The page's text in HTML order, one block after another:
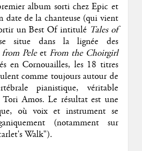
album sorti chez Epic et
date de la chanteuse (qui vient
un Best Of intitulé Tales of
situe dans la lignée des
from Peleet From the Choirgirl
en Cornouailles, les 18 titres
comme toujours autour de
pianistique, véritable
Tori Amos. Le résultat est une
où voix et instrument se
(notamment sur
Walk").